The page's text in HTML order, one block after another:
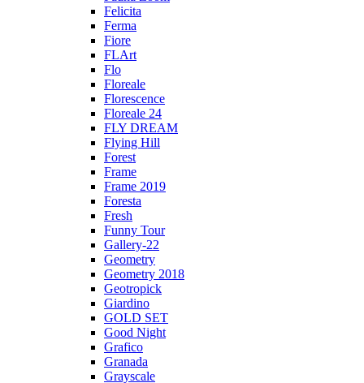
Felicita
Ferma
Fiore
FLArt
Flo
Floreale
Florescence
Floreale 24
FLY DREAM
Flying Hill
Forest
Frame
Frame 2019
Foresta
Fresh
Funny Tour
Gallery-22
Geometry
Geometry 2018
Geotropick
Giardino
GOLD SET
Good Night
Grafico
Granada
Grayscale